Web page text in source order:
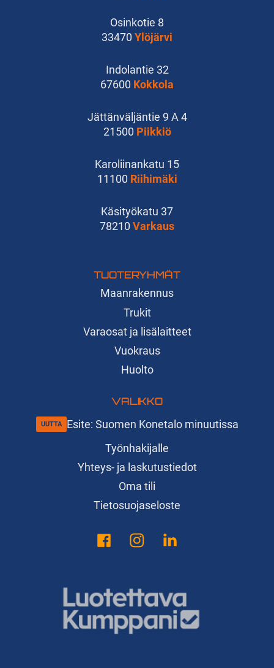
TUOTERYHMÄT
Maanrakennus
Trukit
Varaosat ja lisälaitteet
Vuokraus
Huolto
VALIKKO
Esite: Suomen Konetalo minuutissa
Työnhakijalle
Yhteys- ja laskutustiedot
Oma tili
Tietosuojaseloste
Osinkotie 8
33470 Ylöjärvi
Indolantie 32
67600 Kokkola
Jättänväljäntie 9 A 4
21500 Piikkiö
Karoliinankatu 15
11100 Riihimäki
Käsityökatu 37
78210 Varkaus